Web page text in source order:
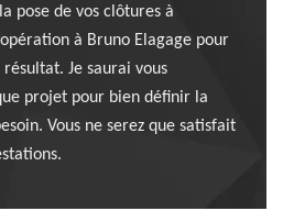
pose de vos clôtures à
à Bruno Elagage pour
Je saurai vous
projet pour bien définir la
Vous ne serez que satisfait